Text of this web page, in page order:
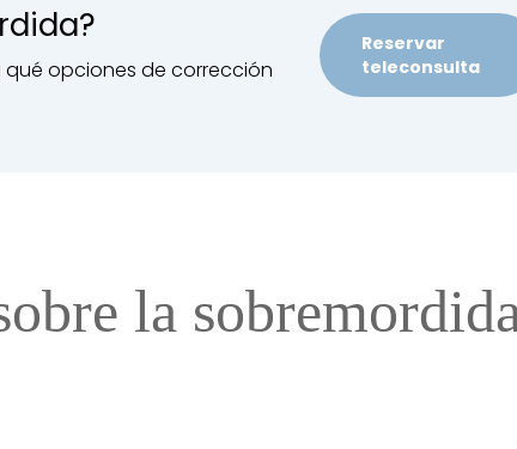
qué opciones de corrección
Reservar
teleconsulta
la